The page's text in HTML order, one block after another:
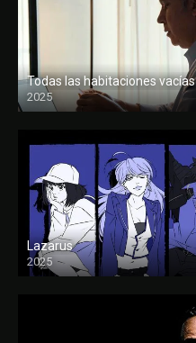
Todas las habitaciones vacías
2025
FULL HD
Lazarus
2025